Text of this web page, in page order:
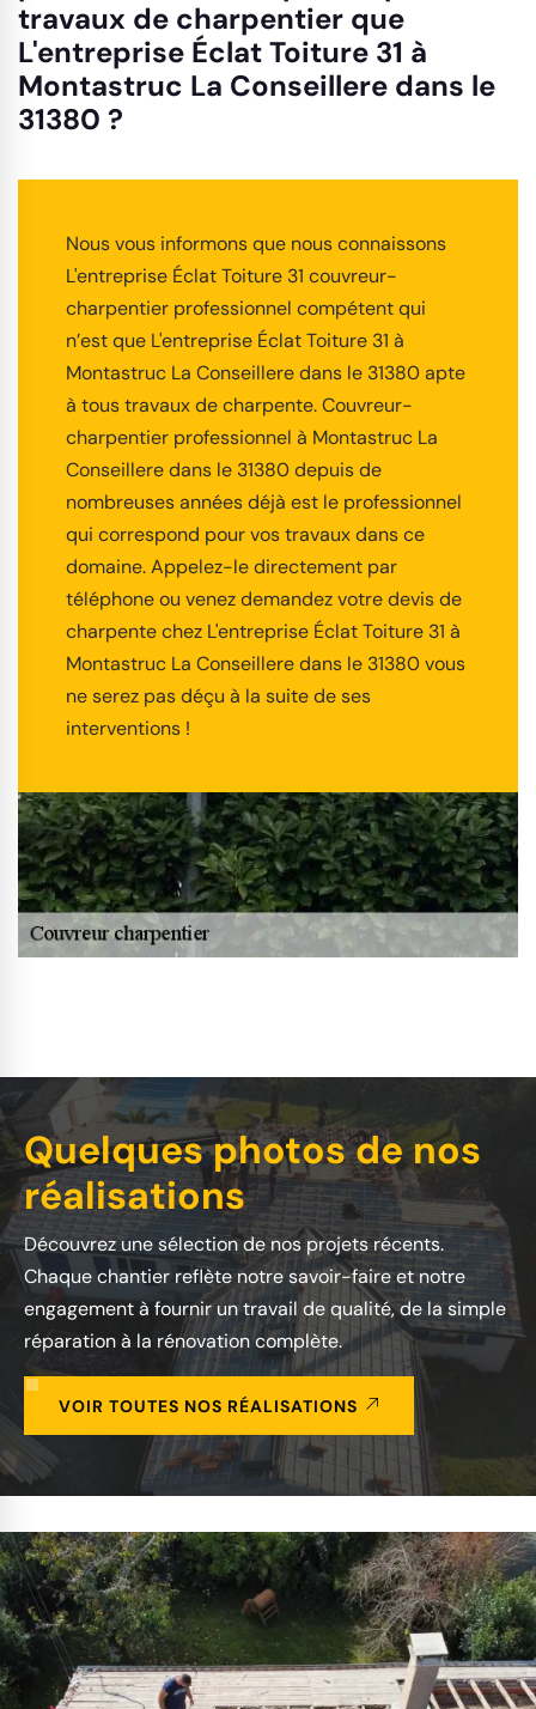
travaux de charpentier que
L'entreprise Éclat Toiture 31 à
Montastruc La Conseillere dans le
31380 ?
Nous vous informons que nous connaissons
L'entreprise Éclat Toiture 31 couvreur-
charpentier professionnel compétent qui
n’est que L'entreprise Éclat Toiture 31 à
Montastruc La Conseillere dans le 31380 apte
à tous travaux de charpente. Couvreur-
charpentier professionnel à Montastruc La
Conseillere dans le 31380 depuis de
nombreuses années déjà est le professionnel
qui correspond pour vos travaux dans ce
domaine. Appelez-le directement par
téléphone ou venez demandez votre devis de
charpente chez L'entreprise Éclat Toiture 31 à
Montastruc La Conseillere dans le 31380 vous
ne serez pas déçu à la suite de ses
interventions !
Quelques photos de nos
réalisations
Découvrez une sélection de nos projets récents.
Chaque chantier reflète notre savoir-faire et notre
engagement à fournir un travail de qualité, de la simple
réparation à la rénovation complète.
VOIR TOUTES NOS RÉALISATIONS